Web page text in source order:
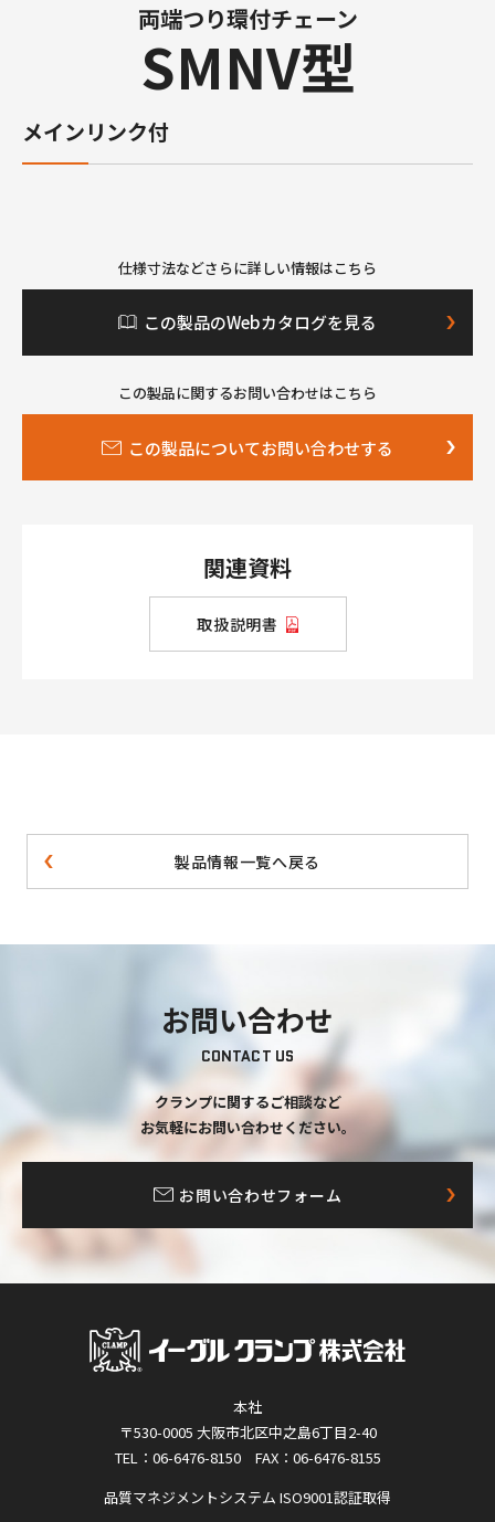
両端つり環付チェーン
SMNV型
メインリンク付
仕様寸法などさらに詳しい情報はこちら
この製品のWebカタログを見る
この製品に関するお問い合わせはこちら
この製品についてお問い合わせする
関連資料
取扱説明書
製品情報一覧へ戻る
お問い合わせ
CONTACT US
クランプに関するご相談など
お気軽にお問い合わせください。
お問い合わせフォーム
本社
〒530-0005 大阪市北区中之島6丁目2-40
TEL：06-6476-8150 FAX：06-6476-8155
品質マネジメントシステム ISO9001認証取得